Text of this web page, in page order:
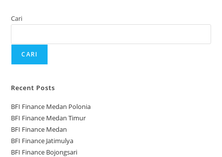
Cari
CARI
Recent Posts
BFI Finance Medan Polonia
BFI Finance Medan Timur
BFI Finance Medan
BFI Finance Jatimulya
BFI Finance Bojongsari